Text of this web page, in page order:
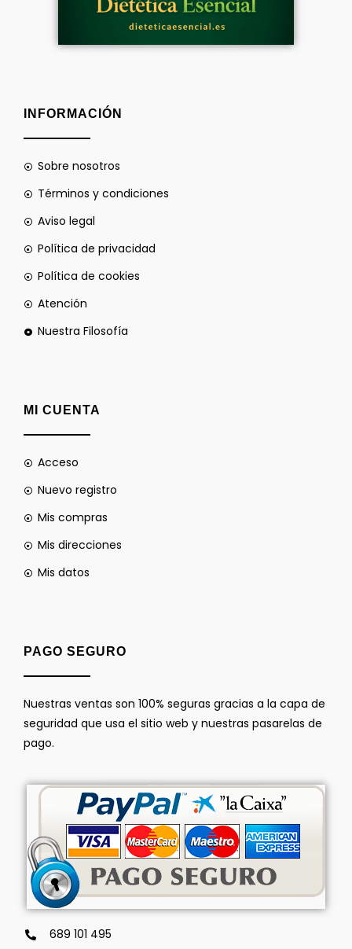
INFORMACIÓN
Sobre nosotros
Términos y condiciones
Aviso legal
Política de privacidad
Política de cookies
Atención
Nuestra Filosofía
MI CUENTA
Acceso
Nuevo registro
Mis compras
Mis direcciones
Mis datos
PAGO SEGURO
Nuestras ventas son 100% seguras gracias a la capa de
seguridad que usa el sitio web y nuestras pasarelas de
pago.
689 101 495